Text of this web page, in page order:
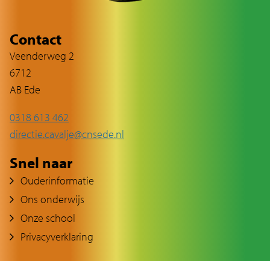
Contact
Veenderweg 2
6712
AB Ede
0318 613 462
directie.cavalje@cnsede.nl
Snel naar
Ouderinformatie
Ons onderwijs
Onze school
Privacyverklaring